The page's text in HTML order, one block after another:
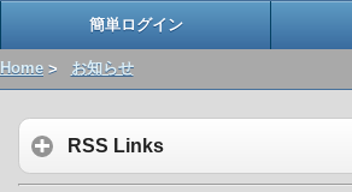
簡単ログイン
Home > お知らせ
RSS Links